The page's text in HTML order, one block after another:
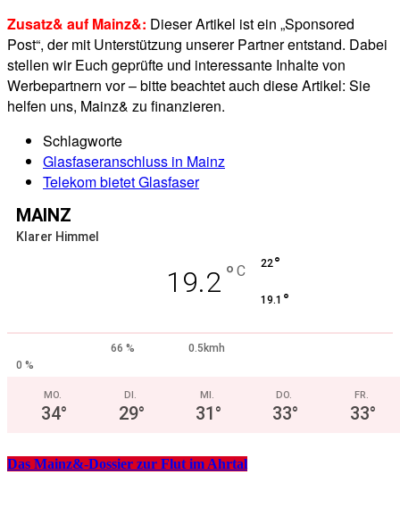
Zusatz& auf Mainz&: Dieser Artikel ist ein „Sponsored
Post“, der mit Unterstützung unserer Partner entstand. Dabei
stellen wir Euch geprüfte und interessante Inhalte von
Werbepartnern vor – bitte beachtet auch diese Artikel: Sie
helfen uns, Mainz& zu finanzieren.
Schlagworte
Glasfaseranschluss in Mainz
Telekom bietet Glasfaser
MAINZ
Klarer Himmel
19.2 ° C 22°
19.1 °
66 %
0.5kmh
0 %
MO.
34°
DI.
29°
MI.
31°
DO.
33°
FR.
33°
Das Mainz&-Dossier zur Flut im Ahrtal